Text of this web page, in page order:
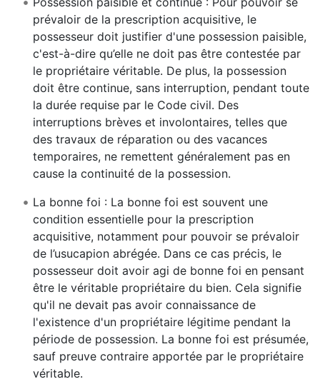
prévaloir de la prescription acquisitive, le
possesseur doit justifier d'une possession paisible,
c'est-à-dire qu’elle ne doit pas être contestée par
le propriétaire véritable. De plus, la possession
doit être continue, sans interruption, pendant toute
la durée requise par le Code civil. Des
interruptions brèves et involontaires, telles que
des travaux de réparation ou des vacances
temporaires, ne remettent généralement pas en
cause la continuité de la possession.
La bonne foi : La bonne foi est souvent une
condition essentielle pour la prescription
acquisitive, notamment pour pouvoir se prévaloir
de l’usucapion abrégée. Dans ce cas précis, le
possesseur doit avoir agi de bonne foi en pensant
être le véritable propriétaire du bien. Cela signifie
qu'il ne devait pas avoir connaissance de
l'existence d'un propriétaire légitime pendant la
période de possession. La bonne foi est présumée,
sauf preuve contraire apportée par le propriétaire
véritable.